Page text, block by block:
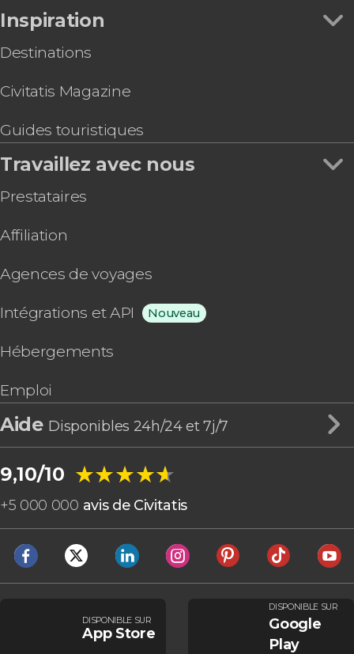
Inspiration
Destinations
Civitatis Magazine
Guides touristiques
Travaillez avec nous
Prestataires
Affiliation
Agences de voyages
Intégrations et API Nouveau
Hébergements
Emploi
Aide Disponibles 24h/24 et 7j/7
9,10/10 ★★★★★
★★★★★
+5 000 000 avis de Civitatis
DISPONIBLE SUR
App Store
DISPONIBLE SUR
Google
Play